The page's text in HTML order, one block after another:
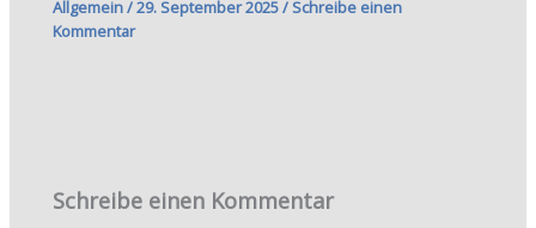
Allgemein/29. September 2025/ Schreibe einen
Kommentar
Schreibe einen Kommentar